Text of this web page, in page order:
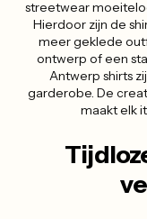
streetwear
Hierdoor zijn de
meer geklede
ontwerp of een
Antwerp shirts
garderobe. De
maakt elk